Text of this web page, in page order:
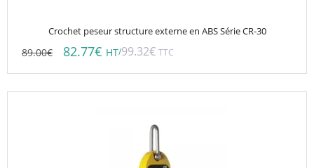
Crochet peseur structure externe en ABS Série CR-30
89.00€ 82.77€ HT/99.32€ TTC